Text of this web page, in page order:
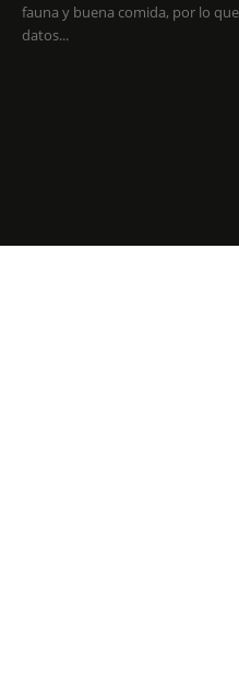
fauna y buena comida, por lo
datos...